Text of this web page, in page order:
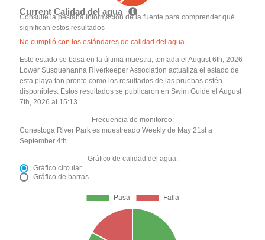
Current Calidad del agua
Consulte la pestaña Información de la fuente para comprender qué
significan estos resultados
No cumplió con los estándares de calidad del agua
Este estado se basa en la última muestra, tomada el August 6th, 2026
Lower Susquehanna Riverkeeper Association actualiza el estado de
esta playa tan pronto como los resultados de las pruebas estén
disponibles. Estos resultados se publicaron en Swim Guide el August
7th, 2026 at 15:13.
Frecuencia de monitoreo:
Conestoga River Park es muestreado Weekly de May 21st a
September 4th.
Gráfico de calidad del agua:
Gráfico circular
Gráfico de barras